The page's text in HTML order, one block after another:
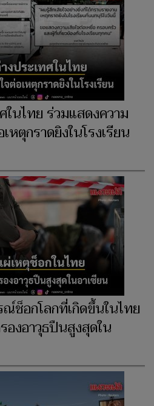
นไทย ร่วมแสดงความ
หตุกราดยิงในโรงเรียน
ช็อกโลกที่เกิดขึ้นในไทย
องอาวุธปืนสูงสุดใน